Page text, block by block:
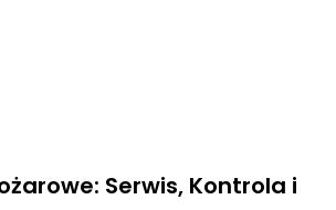
Serwis, Kontrola i